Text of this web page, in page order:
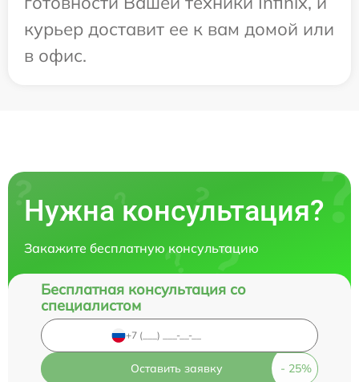
курьер доставит ее к вам домой или
в офис.
Нужна консультация?
Закажите бесплатную консультацию
Бесплатная консультация со
специалистом
Оставить заявку